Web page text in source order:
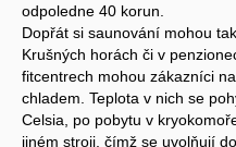
odpoledne 40 korun.
Dopřát si saunování mohou
Krušných horách či v
fitcentrech mohou zákazníci
chladem. Teplota v nich se
Celsia, po pobytu v
jiném stroji, čímž se uvolňují